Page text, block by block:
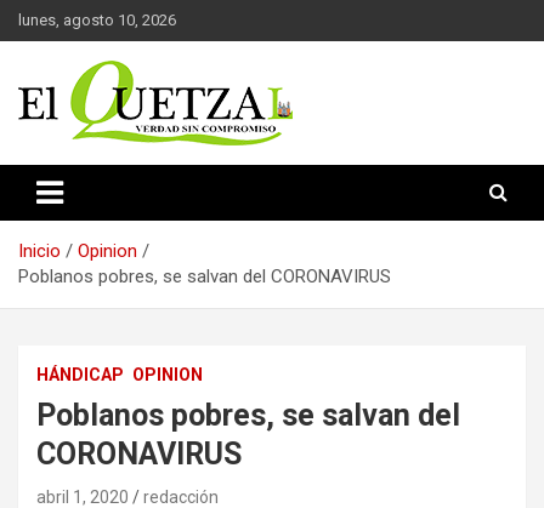
Saltar
al
lunes, agosto 10, 2026
El Quetzal de Cholula
Inicio
Opinion
Poblanos pobres, se salvan del CORONAVIRUS
HÁNDICAP OPINION
Poblanos pobres, se salvan del
CORONAVIRUS
abril 1, 2020 redacción